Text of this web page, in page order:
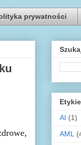
prywatności
AI (1)
AML